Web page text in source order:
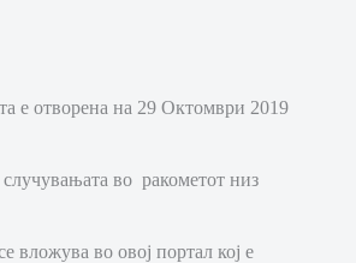
е отворена на 29 Октомври 2019
случувањата во ракометот низ
вложува во овој портал кој е